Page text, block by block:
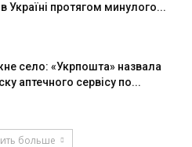
Україні протягом минулого...
село: «Укрпошта» назвала
аптечного сервісу по...
больше